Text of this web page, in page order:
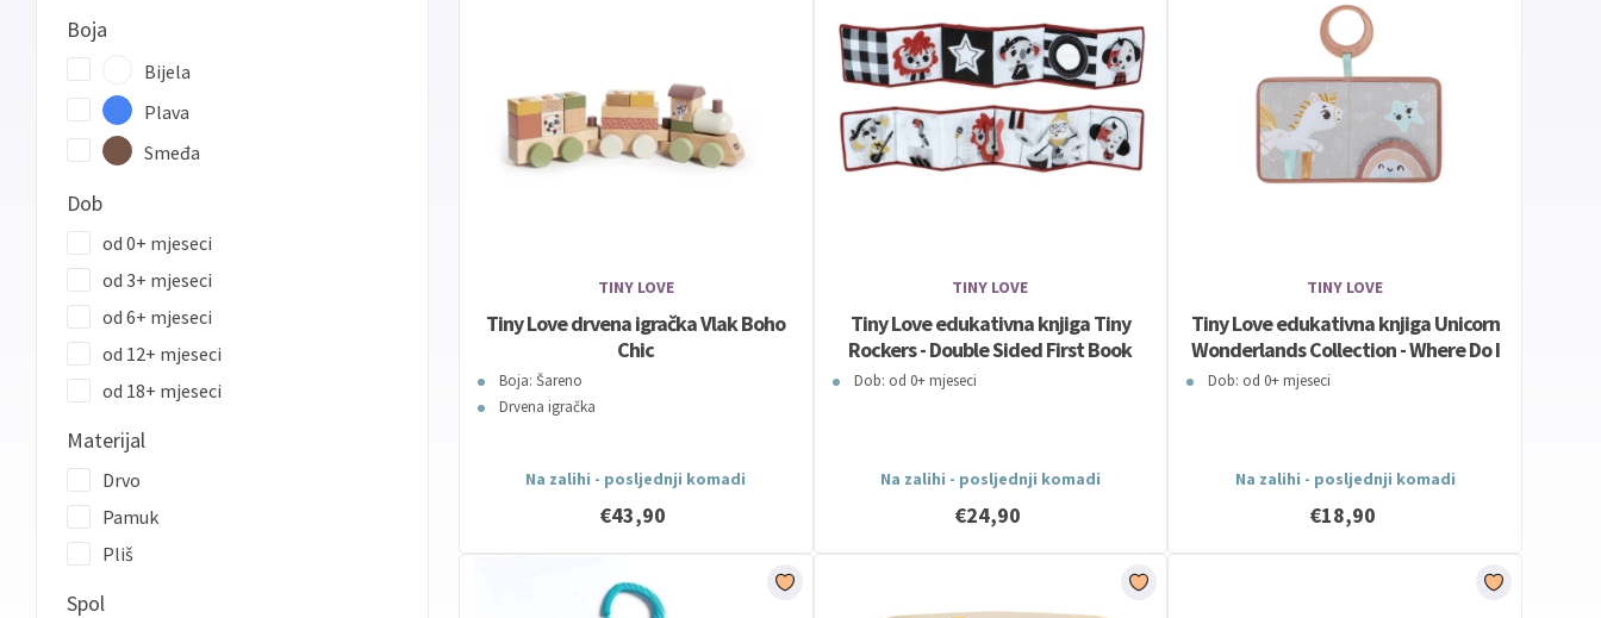
Boja
Bijela
Plava
Smeđa
Dob
od 0+ mjeseci
od 3+ mjeseci
od 6+ mjeseci
od 12+ mjeseci
od 18+ mjeseci
Materijal
Drvo
Pamuk
Pliš
Spol
TINY LOVE
Tiny Love drvena igračka Vlak Boho
Chic
Boja: Šareno
Drvena igračka
Na zalihi - posljednji komadi
€43,90
TINY LOVE
Tiny Love edukativna knjiga Tiny
Rockers - Double Sided First Book
Dob: od 0+ mjeseci
Na zalihi - posljednji komadi
€24,90
TINY LOVE
Tiny Love edukativna knjiga Unicorn
Wonderlands Collection - Where Do I
Travel Soft Book
Dob: od 0+ mjeseci
Na zalihi - posljednji komadi
€18,90